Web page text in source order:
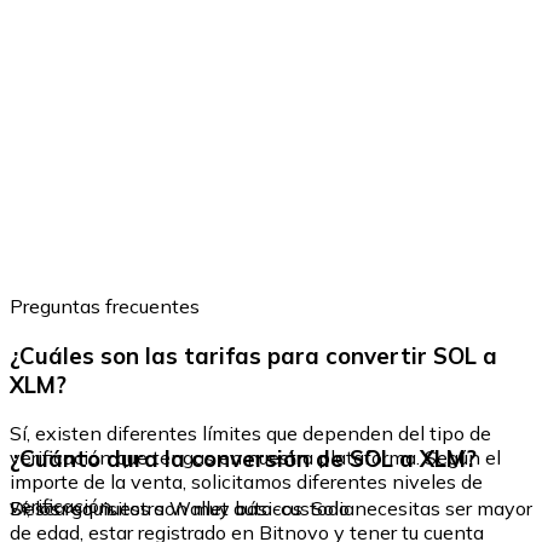
Preguntas frecuentes
¿Cuáles son las tarifas para convertir SOL a
XLM?
Sí, existen diferentes límites que dependen del tipo de
verificación que tengas en nuestra plataforma. Según el
importe de la venta, solicitamos diferentes niveles de
verificación.
¿Cuánto dura la conversión de SOL a XLM?
Sí, los requisitos son muy básicos. Solo necesitas ser mayor
de edad, estar registrado en Bitnovo y tener tu cuenta
Descarga nuestra Wallet auto-custodia